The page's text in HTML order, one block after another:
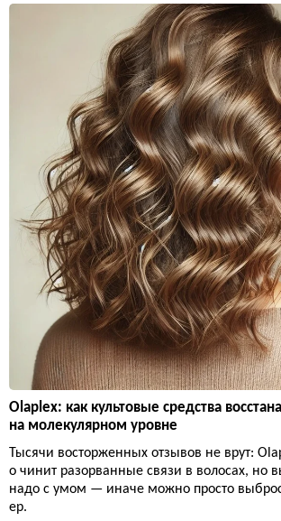
Olaplex: как культовые средства
на молекулярном уровне
Тысячи восторженных отзывов не врут:
о чинит разорванные связи в волосах, но
надо с умом — иначе можно просто
ер.